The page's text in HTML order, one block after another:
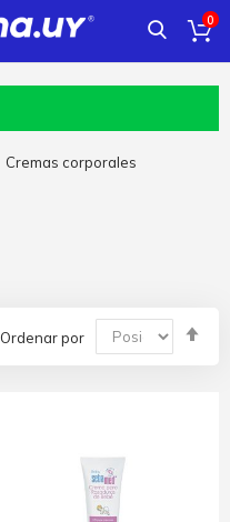
0
Cremas corporales
Ordenar por